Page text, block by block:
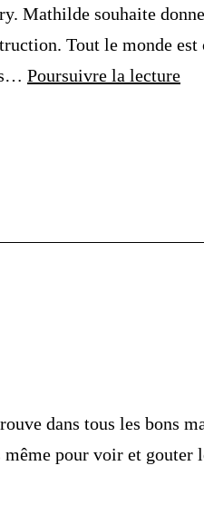
Mathilde souhaite
Tout le monde
Poursuivre la lectureLa
dans tous les bons
pour voir et gouter